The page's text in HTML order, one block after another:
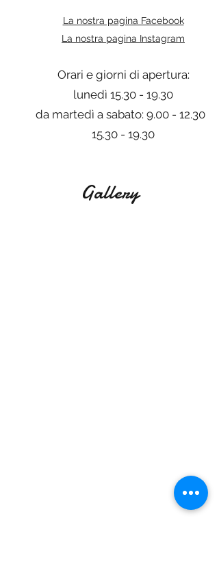
La nostra pagina Facebook
La nostra pagina Instagram
Orari e giorni di apertura:
lunedì 15.30 - 19.30
da martedì a sabato: 9.00 - 12.30
15.30 - 19.30
Gallery